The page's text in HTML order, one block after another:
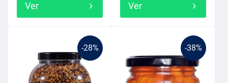
Ver Ver
-28% -38%